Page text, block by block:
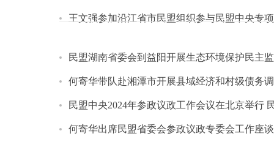
王文强参加沿江省市民盟组织参与民盟中央专
民盟湖南省委会到益阳开展生态环境保护民主
何寄华带队赴湘潭市开展县域经济和村级债务
民盟中央2024年参政议政工作会议在北京举行
何寄华出席民盟省委会参政议政专委会工作座